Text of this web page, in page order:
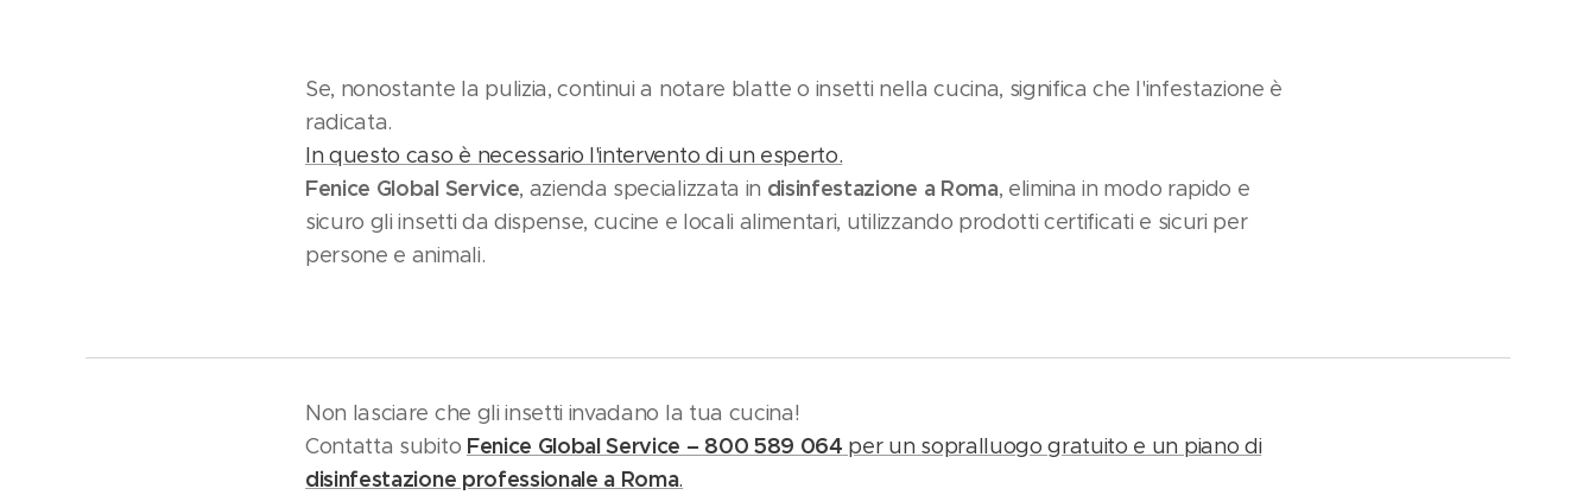
Se, nonostante la pulizia, continui a notare blatte o insetti nella cucina, significa che l'infestazione è
radicata.
In questo caso è necessario l'intervento di un esperto.
Fenice Global Service, azienda specializzata in disinfestazione a Roma, elimina in modo rapido e
sicuro gli insetti da dispense, cucine e locali alimentari, utilizzando prodotti certificati e sicuri per
persone e animali.
Non lasciare che gli insetti invadano la tua cucina!
Contatta subito Fenice Global Service – 800 589 064 per un sopralluogo gratuito e un piano di
disinfestazione professionale a Roma.